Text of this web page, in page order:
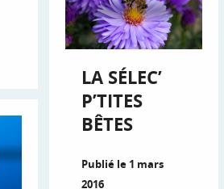
LA SÉLEC’
P’TITES
BÊTES
Publié le 1 mars
2016